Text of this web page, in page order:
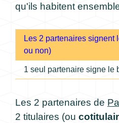
qu'ils habitent
Les 2 partenaires signent
ou non)
1 seul partenaire signe le
Les 2 partenaires de
2 titulaires (ou